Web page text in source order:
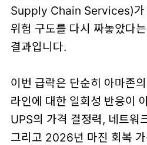
Supply Chain Services)가
위험 구도를 다시 짜놓았다
결과입니다.
이번 급락은 단순히 아마존
라인에 대한 일회성 반응이
UPS의 가격 결정력, 네트워
그리고 2026년 마진 회복 가